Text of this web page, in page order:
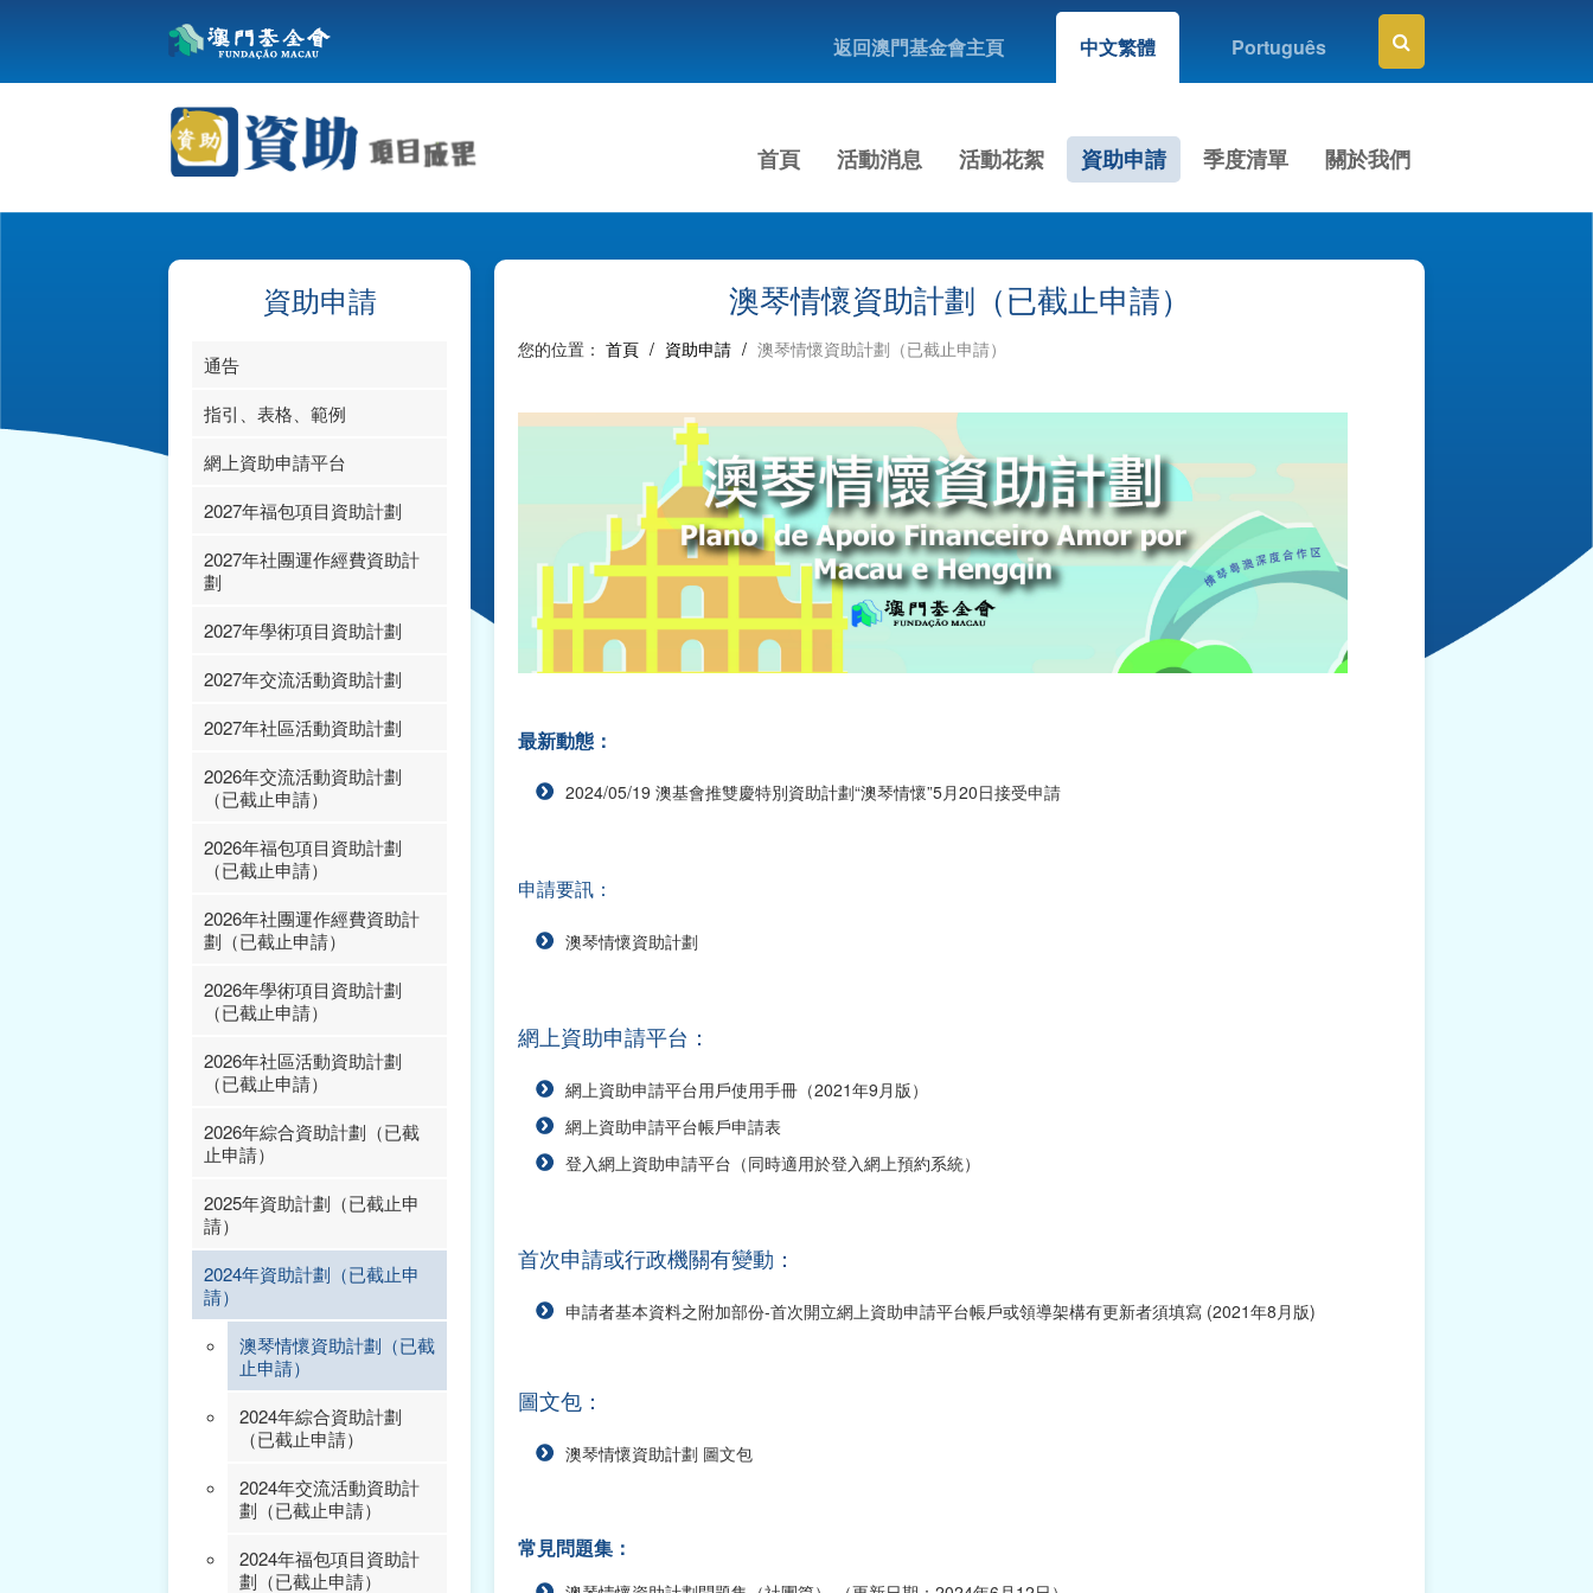
返回澳門基金會主頁 中文繁體 Português
首頁 活動消息 活動花絮 資助申請 季度清單 關於我們
資助申請
通告
指引、表格、範例
指引、帳目計劃參照表
資助申請表格及範本
報告、項目變更/申報及
網上資助申請平台
2027年福包項目資助計劃
2027年社團運作經費資助計
劃
2027年學術項目資助計劃
2027年交流活動資助計劃
2027年社區活動資助計劃
2026年交流活動資助計劃
（已截止申請）
2026年福包項目資助計劃
（已截止申請）
2026年社團運作經費資助計
劃（已截止申請）
2026年學術項目資助計劃
（已截止申請）
2026年社區活動資助計劃
（已截止申請）
2026年綜合資助計劃（已截
止申請）
2025年資助計劃（已截止申
請）
2025年交流活動資助計
2025年福包項目資助計
劃（已截止申請）
2025年綜合資助計劃
（已截止申請）
2025年學術項目資助計
劃（已截止申請）
2025年社區活動資助計
劃（已截止申請）
2024年資助計劃（已截止申
請）
澳琴情懷資助計劃（已截
止申請）
2024年綜合資助計劃
（已截止申請）
2024年交流活動資助計
劃（已截止申請）
2024年福包項目資助計
劃（已截止申請）
澳琴情懷資助計劃（已截止申請）
您的位置： 首頁 / 資助申請 / 澳琴情懷資助計劃（已截止申請）
最新動態：
2024/05/19 澳基會推雙慶特別資助計劃“澳琴情懷”5月20日接受申請
申請要訊：
澳琴情懷資助計劃
網上資助申請平台：
網上資助申請平台用戶使用手冊（2021年9月版）
網上資助申請平台帳戶申請表
登入網上資助申請平台（同時適用於登入網上預約系統）
首次申請或行政機關有變動：
申請者基本資料之附加部份-首次開立網上資助申請平台帳戶或領導架構有更新者須填寫 (2021年8月版)
圖文包：
澳琴情懷資助計劃 圖文包
常見問題集：